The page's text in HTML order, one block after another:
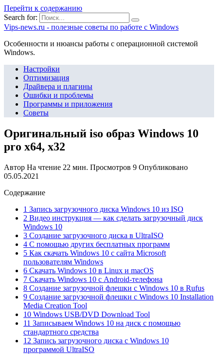
Перейти к содержанию
Search for:
Vips-news.ru - полезные советы по работе с Windows
Особенности и нюансы работы с операционной системой
Windows.
Настройки
Оптимизация
Драйвера и плагины
Ошибки и проблемы
Программы и приложения
Советы
Оригинальный iso образ Windows 10
pro x64, x32
Автор На чтение 22 мин. Просмотров 9 Опубликовано
05.05.2021
Содержание
1 Запись загрузочного диска Windows 10 из ISO
2 Видео инструкция — как сделать загрузочный диск
Windows 10
3 Создание загрузочного диска в UltraISO
4 С помощью других бесплатных программ
5 Как скачать Windows 10 с сайта Microsoft
пользователям Windows
6 Скачать Windows 10 в Linux и macOS
7 Скачать Windows 10 с Android-телефона
8 Создание загрузочной флешки с Windows 10 в Rufus
9 Создание загрузочной флешки с Windows 10 Installation
Media Creation Tool
10 Windows USB/DVD Download Tool
11 Записываем Windows 10 на диск с помощью
стандартного средства
12 Запись загрузочного диска с Windows 10
программой UltraISO